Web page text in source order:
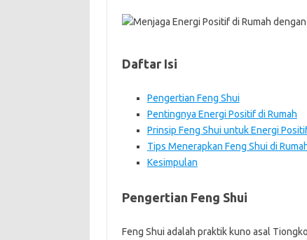
Daftar Isi
Pengertian Feng Shui
Pentingnya Energi Positif di Rumah
Prinsip Feng Shui untuk Energi
Tips Menerapkan Feng Shui di
Kesimpulan
Pengertian Feng Shui
Feng Shui adalah praktik kuno asal